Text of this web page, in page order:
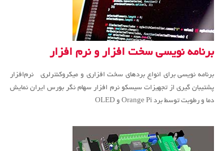
برنامه نویسی سخت افزار و نرم افزار
برنامه نویسی برای انواع بردهای سخت افزاری و میکروکنترلری نرم‌افزار
پشتیبان گیری از تجهیزات سیسکو نرم افزار سهام نگر بورس ایران نمایش
دما و رطوبت توسط برد Orange Pi و OLED